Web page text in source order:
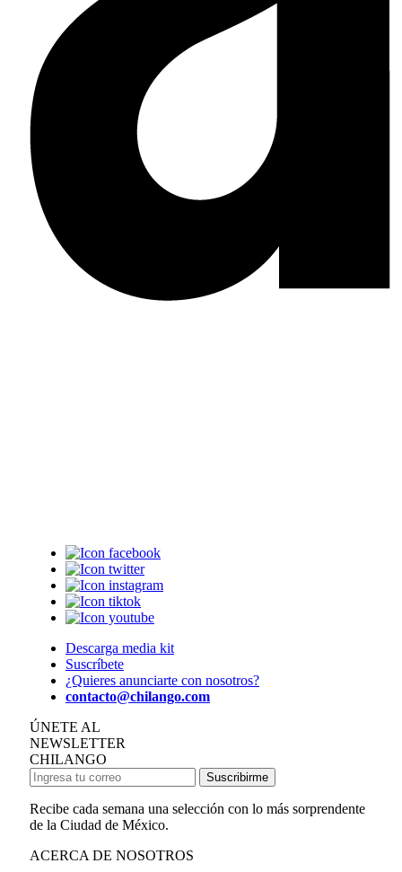
Descarga media kit
Suscríbete
¿Quieres anunciarte con nosotros?
contacto@chilango.com
ÚNETE AL
NEWSLETTER
CHILANGO
Suscribirme
Recibe cada semana una selección con lo más sorprendente
de la Ciudad de México.
ACERCA DE NOSOTROS